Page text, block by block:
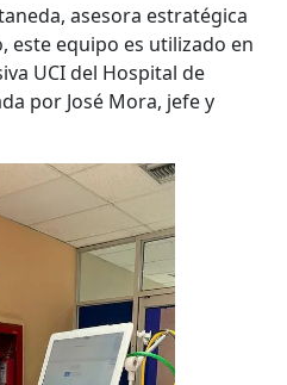
asesora estratégica
este equipo es utilizado en
UCI del Hospital de
por José Mora, jefe y